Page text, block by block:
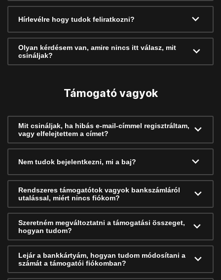
Hírlevélre hogy tudok feliratkozni?
Olyan kérdésem van, amire nincs itt válasz, mit
csináljak?
Támogató vagyok
Mit csináljak, ha hibás e-mail-címmel regisztráltam,
vagy elfelejtettem a címet?
Nem tudok bejelentkezni, mi a baj?
Rendszeres támogatótok vagyok bankszámláról
utalással, miért nincs fiókom?
Szeretném megváltoztatni a támogatási összeget,
hogyan tudom?
Lejár a bankkártyám, hogyan tudom módosítani a
számát a támogatói fiókomban?